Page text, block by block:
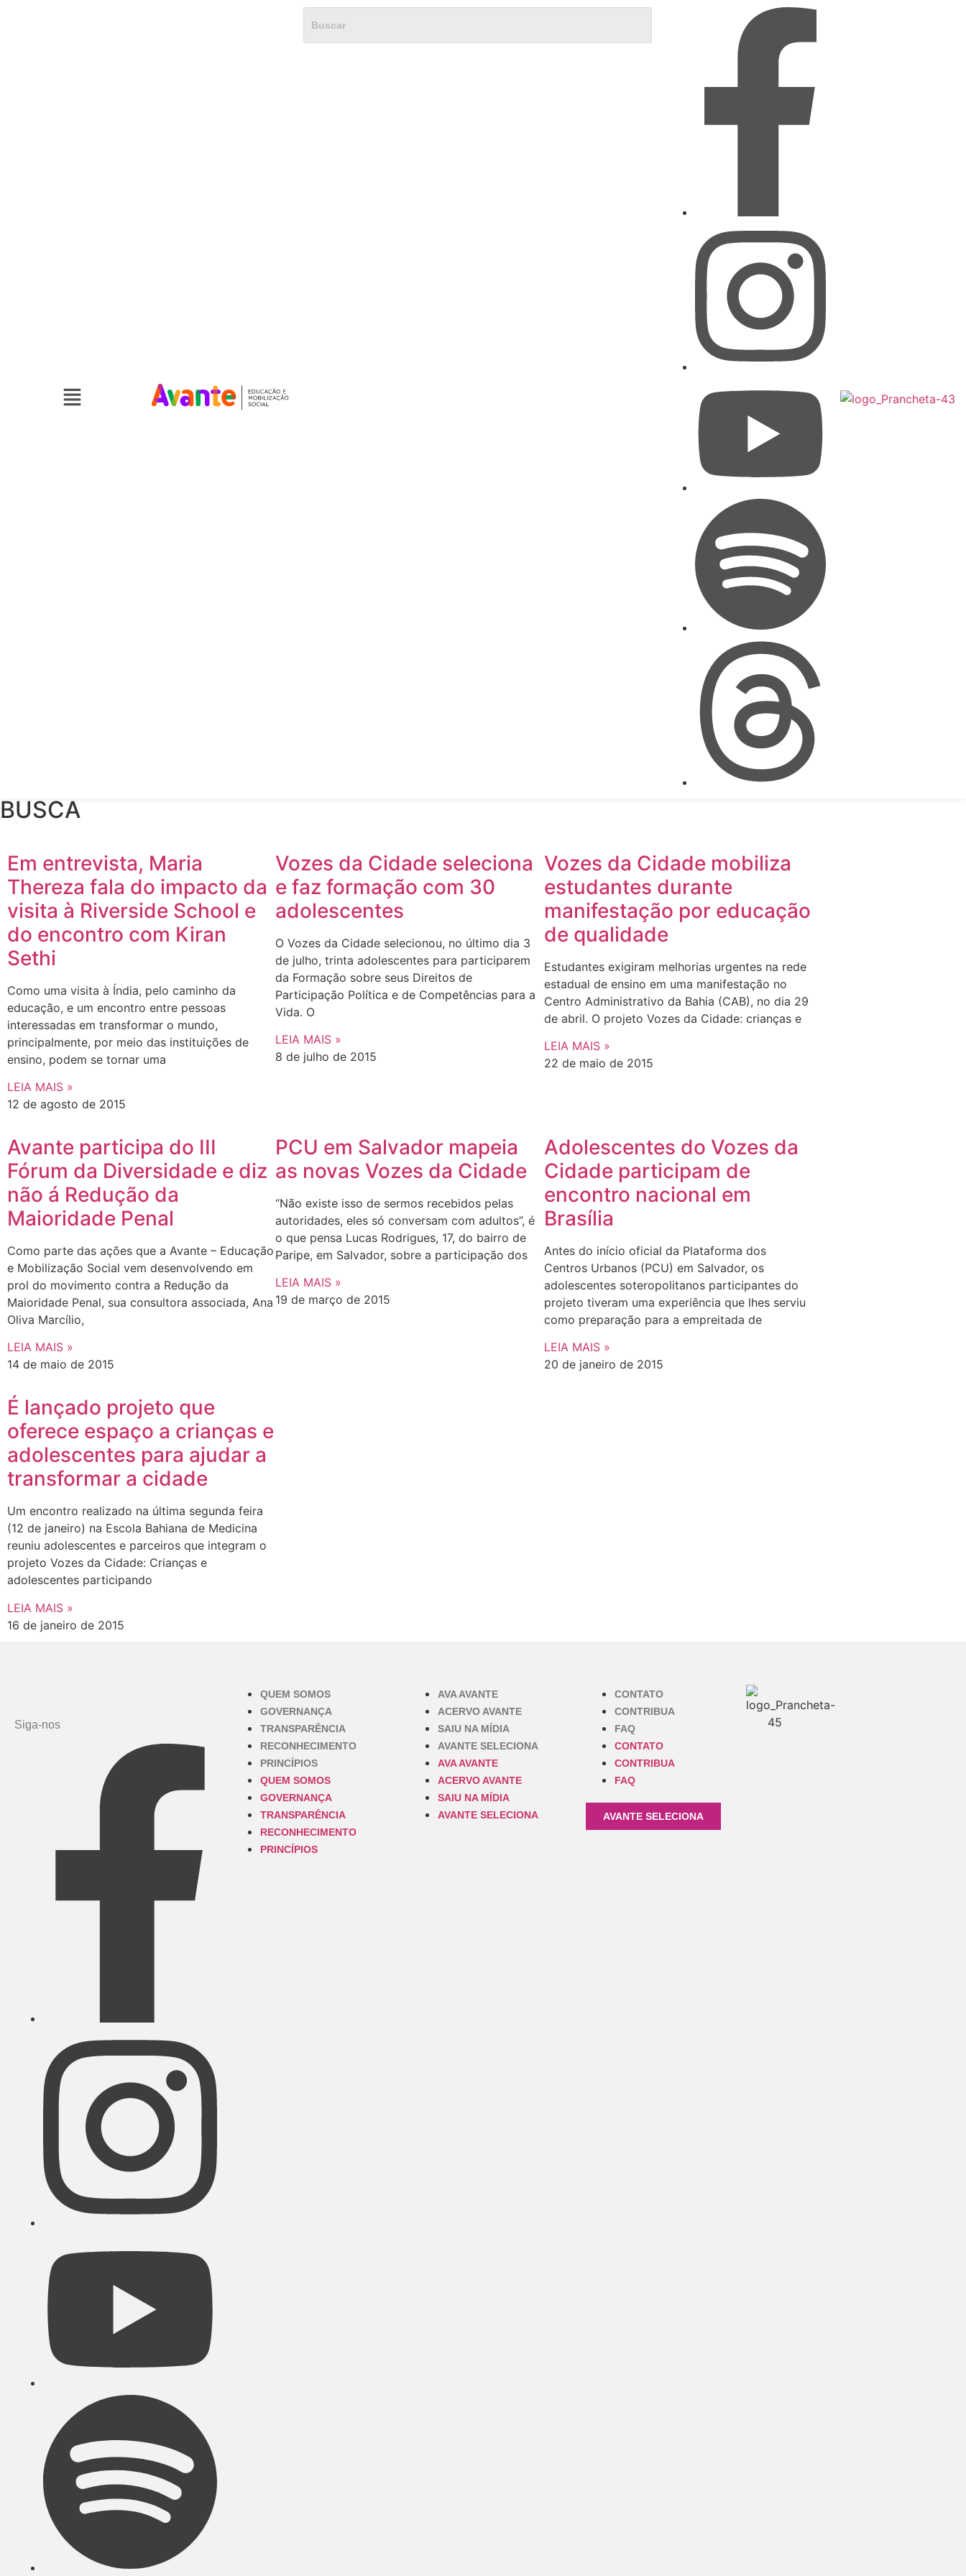
BUSCA
Em entrevista, Maria
Thereza fala do impacto da
visita à Riverside School e
do encontro com Kiran
Sethi
Como uma visita à Índia, pelo caminho da
educação, e um encontro entre pessoas
interessadas em transformar o mundo,
principalmente, por meio das instituições de
ensino, podem se tornar uma
LEIA MAIS »
12 de agosto de 2015
Vozes da Cidade seleciona
e faz formação com 30
adolescentes
O Vozes da Cidade selecionou, no último dia 3
de julho, trinta adolescentes para participarem
da Formação sobre seus Direitos de
Participação Política e de Competências para a
Vida. O
LEIA MAIS »
8 de julho de 2015
Vozes da Cidade mobiliza
estudantes durante
manifestação por educação
de qualidade
Estudantes exigiram melhorias urgentes na rede
estadual de ensino em uma manifestação no
Centro Administrativo da Bahia (CAB), no dia 29
de abril. O projeto Vozes da Cidade: crianças e
LEIA MAIS »
22 de maio de 2015
Avante participa do III
Fórum da Diversidade e diz
não á Redução da
Maioridade Penal
Como parte das ações que a Avante – Educação
e Mobilização Social vem desenvolvendo em
prol do movimento contra a Redução da
Maioridade Penal, sua consultora associada, Ana
Oliva Marcílio,
LEIA MAIS »
14 de maio de 2015
PCU em Salvador mapeia
as novas Vozes da Cidade
“Não existe isso de sermos recebidos pelas
autoridades, eles só conversam com adultos”, é
o que pensa Lucas Rodrigues, 17, do bairro de
Paripe, em Salvador, sobre a participação dos
LEIA MAIS »
19 de março de 2015
Adolescentes do Vozes da
Cidade participam de
encontro nacional em
Brasília
Antes do início oficial da Plataforma dos
Centros Urbanos (PCU) em Salvador, os
adolescentes soteropolitanos participantes do
projeto tiveram uma experiência que lhes serviu
como preparação para a empreitada de
LEIA MAIS »
20 de janeiro de 2015
É lançado projeto que
oferece espaço a crianças e
adolescentes para ajudar a
transformar a cidade
Um encontro realizado na última segunda feira
(12 de janeiro) na Escola Bahiana de Medicina
reuniu adolescentes e parceiros que integram o
projeto Vozes da Cidade: Crianças e
adolescentes participando
LEIA MAIS »
16 de janeiro de 2015
Siga-nos
QUEM SOMOS
GOVERNANÇA
TRANSPARÊNCIA
RECONHECIMENTO
PRINCÍPIOS
QUEM SOMOS
GOVERNANÇA
TRANSPARÊNCIA
RECONHECIMENTO
PRINCÍPIOS
AVA AVANTE
ACERVO AVANTE
SAIU NA MÍDIA
AVANTE SELECIONA
AVA AVANTE
ACERVO AVANTE
SAIU NA MÍDIA
AVANTE SELECIONA
CONTATO
CONTRIBUA
FAQ
CONTATO
CONTRIBUA
FAQ
AVANTE SELECIONA